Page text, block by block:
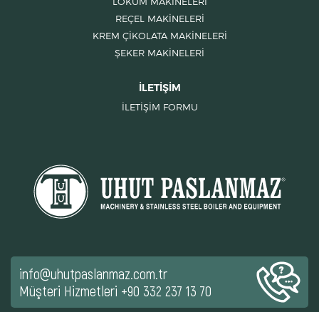
REÇEL MAKİNELERİ
KREM ÇİKOLATA MAKİNELERİ
ŞEKER MAKİNELERİ
İLETİŞİM
İLETİŞİM FORMU
info@uhutpaslanmaz.com.tr
Müşteri Hizmetleri +90 332 237 13 70